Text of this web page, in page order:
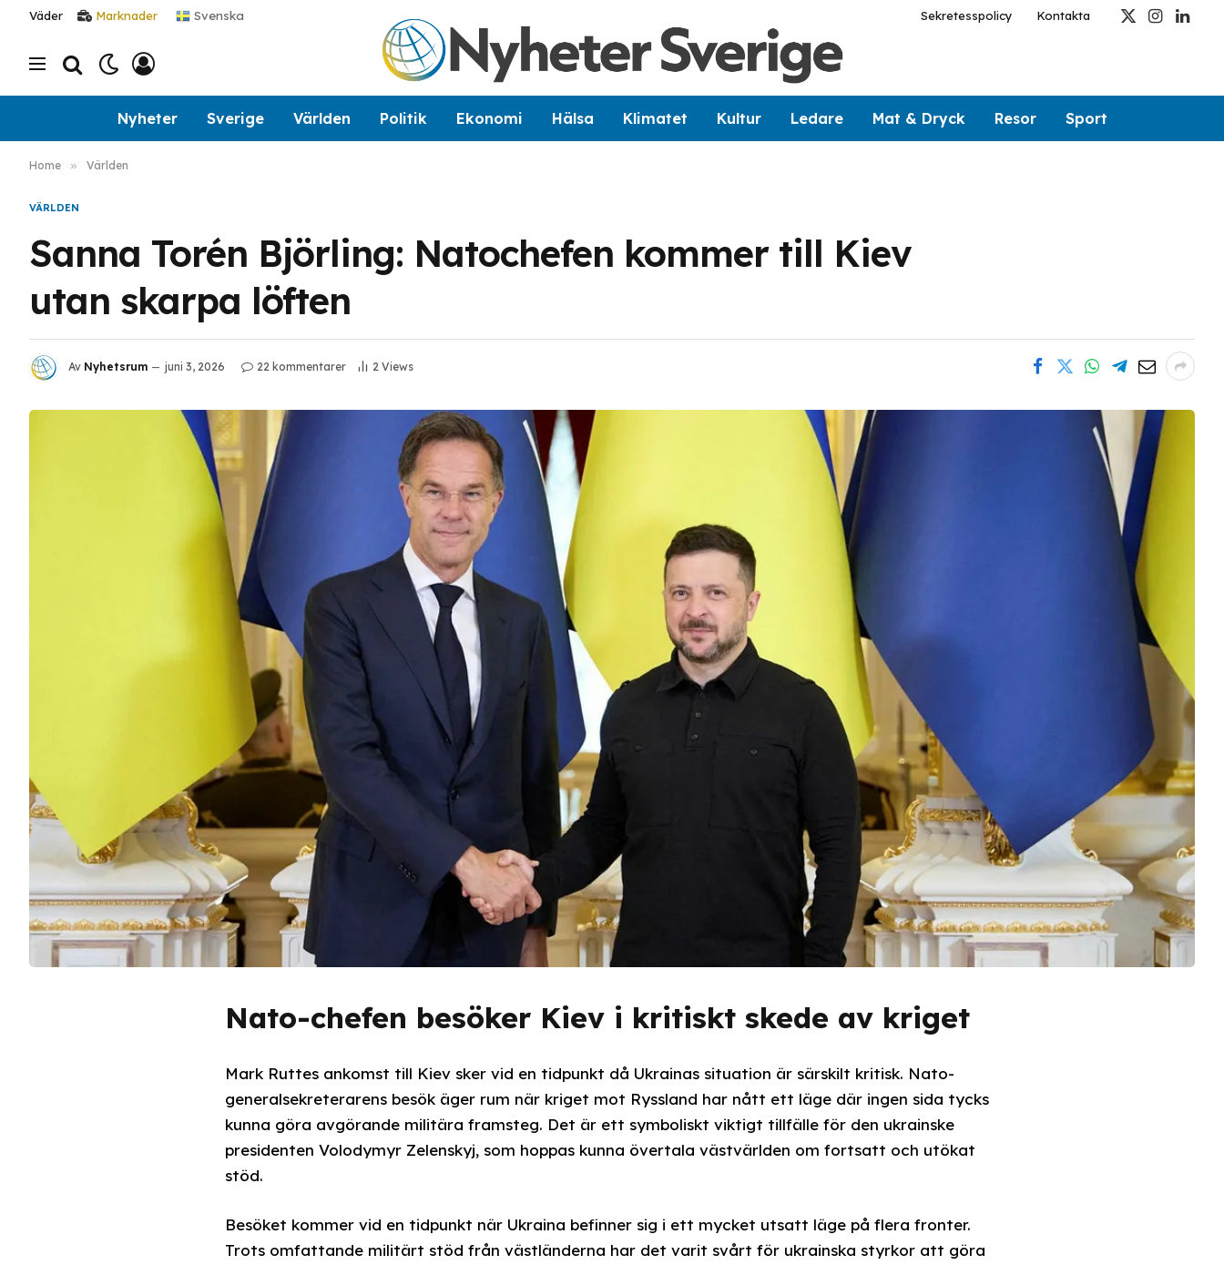
Väder Marknader Svenska Sekretesspolicy Kontakta
X
Instagram
Nyheter Sverige Världen Politik Ekonomi Hälsa Klimatet Kultur Ledare Mat & Dryck Resor Sport
Home » Världen
VÄRLDEN
Sanna Torén Björling: Natochefen kommer till Kiev
utan skarpa löften
Av Nyhetsrum juni 3, 2026 22 kommentarer 2 Views
Nato-chefen besöker Kiev i kritiskt skede av kriget
Mark Ruttes ankomst till Kiev sker vid en tidpunkt då Ukrainas situation är särskilt kritisk. Nato-
generalsekreterarens besök äger rum när kriget mot Ryssland har nått ett läge där ingen sida tycks
kunna göra avgörande militära framsteg. Det är ett symboliskt viktigt tillfälle för den ukrainske
presidenten Volodymyr Zelenskyj, som hoppas kunna övertala västvärlden om fortsatt och utökat
stöd.
Besöket kommer vid en tidpunkt när Ukraina befinner sig i ett mycket utsatt läge på flera fronter.
Trots omfattande militärt stöd från västländerna har det varit svårt för ukrainska styrkor att göra